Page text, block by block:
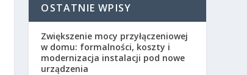
OSTATNIE WPISY
Zwiększenie mocy przyłączeniowej
w domu: formalności, koszty i
modernizacja instalacji pod nowe
urządzenia